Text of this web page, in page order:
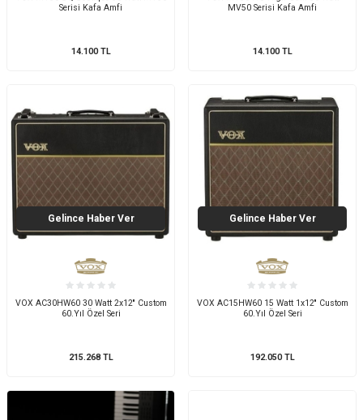
Serisi Kafa Amfi
14.100TL
MV50 Serisi Kafa Amfi
14.100TL
VOX AC30HW60 30 Watt 2x12'' Custom
60.Yıl Özel Seri
215.268TL
Gelince Haber Ver
VOX AC15HW60 15 Watt 1x12'' Custom
60.Yıl Özel Seri
192.050TL
Gelince Haber Ver